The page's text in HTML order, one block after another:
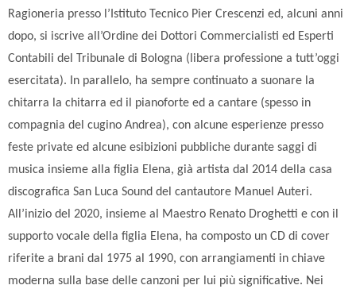
Ragioneria presso l’Istituto Tecnico Pier Crescenzi ed, alcuni anni
dopo, si iscrive all’Ordine dei Dottori Commercialisti ed Esperti
Contabili del Tribunale di Bologna (libera professione a tutt’oggi
esercitata). In parallelo, ha sempre continuato a suonare la
chitarra la chitarra ed il pianoforte ed a cantare (spesso in
compagnia del cugino Andrea), con alcune esperienze presso
feste private ed alcune esibizioni pubbliche durante saggi di
musica insieme alla figlia Elena, già artista dal 2014 della casa
discografica San Luca Sound del cantautore Manuel Auteri.
All’inizio del 2020, insieme al Maestro Renato Droghetti e con il
supporto vocale della figlia Elena, ha composto un CD di cover
riferite a brani dal 1975 al 1990, con arrangiamenti in chiave
moderna sulla base delle canzoni per lui più significative. Nei